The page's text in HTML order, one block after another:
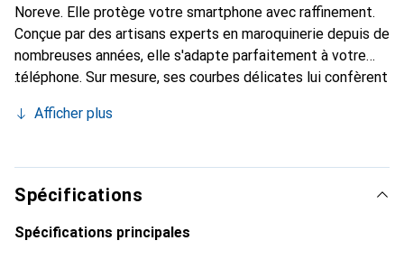
Noreve. Elle protège votre smartphone avec raffinement.
Conçue par des artisans experts en maroquinerie depuis de
nombreuses années, elle s'adapte parfaitement à votre
téléphone. Sur mesure, ses courbes délicates lui confèrent
chic et essentiel pour votre smartphone. Reconnaître
marque Noreve est un choix sûr pour une clientèle
exigeante.
Afficher plus
Spécifications
Spécifications principales